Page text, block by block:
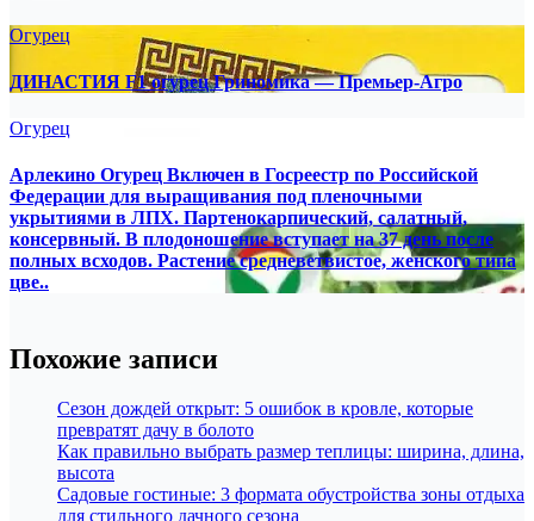
Огурец
ДИНАСТИЯ F1 огурец Гриномика — Премьер-Агро
Огурец
Арлекино Огурец Включен в Госреестр по Российской
Федерации для выращивания под пленочными
укрытиями в ЛПХ. Партенокарпический, салатный,
консервный. В плодоношение вступает на 37 день после
полных всходов. Растение средневетвистое, женского типа
цве..
Похожие записи
Сезон дождей открыт: 5 ошибок в кровле, которые
превратят дачу в болото
Как правильно выбрать размер теплицы: ширина, длина,
высота
Садовые гостиные: 3 формата обустройства зоны отдыха
для стильного дачного сезона